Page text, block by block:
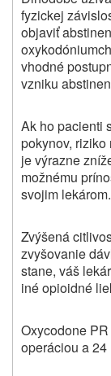
fyzickej
objaviť
vhodné
vzniku
Ak ho pacienti
pokynov,
je výrazne
možnému
svojim lekárom.
Zvýšená
zvyšovanie
stane, váš
iné opioidné
Oxycodone
operáciou a